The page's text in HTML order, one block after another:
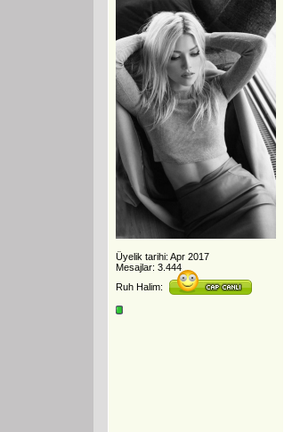
Üyelik tarihi: Apr 2017
Mesajlar: 3.444
Ruh Halim: